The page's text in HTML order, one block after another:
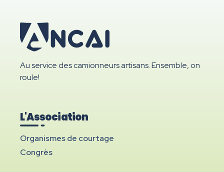
Au service des camionneurs artisans. Ensemble, on
roule!
L'Association
Organismes de courtage
Congrès